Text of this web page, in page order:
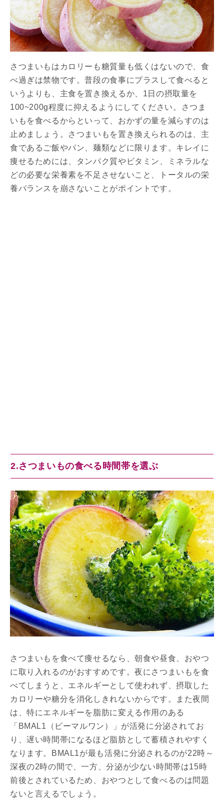
さつまいもはカロリーも糖質量も低くはないので、食
べ過ぎは禁物です。普段の食事にプラスして食べると
いうよりも、主食を置き換えるか、1日の摂取量を
100~200g程度に抑えるようにしてください。さつま
いもを食べるからといって、おかずの量を減らすのは
止めましょう。さつまいもを置き換えられるのは、主
食であるご飯やパン、麺類などに限ります。キレイに
痩せるためには、タンパク質やビタミン、ミネラルな
どの必要な栄養素を不足させないこと、トータルの栄
養バランスを崩さないことがポイントです。
2.さつまいもの食べる時間帯を選ぶ
さつまいもを食べて痩せるなら、朝食や昼食、おやつ
に取り入れるのがおすすめです。夜にさつまいもを食
べてしまうと、エネルギーとして使われず、摂取した
カロリーや糖分を消化しきれないからです。また夜間
は、特にエネルギーを脂肪に変える作用のある
「BMAL1（ビーマルワン）」が活発に分泌されてお
り、遅い時間帯になるほど脂肪として蓄積されやすく
なります。BMAL1が最も活発に分泌されるのが22時～
深夜の2時の間で、一方、分泌が少ない時間帯は15時
前後とされているため、おやつとして食べるのは問題
ないと言えるでしょう。